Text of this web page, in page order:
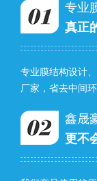
专业
真正
专业膜结构设计
厂家，省去中间
鑫晟
更不